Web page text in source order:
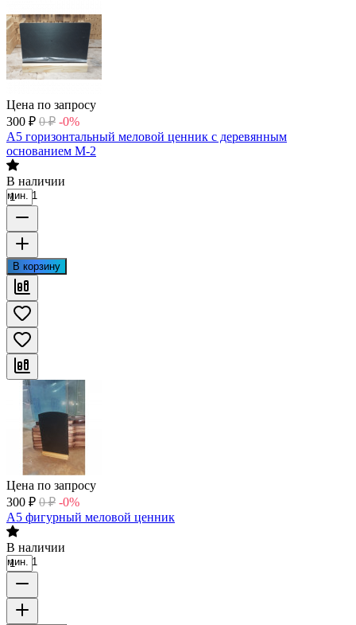
Цена по запросу
300 ₽ 0 ₽ -0%
А5 горизонтальный меловой ценник с деревянным
основанием М-2
В наличии
мин. 1
В корзину
Цена по запросу
300 ₽ 0 ₽ -0%
А5 фигурный меловой ценник
В наличии
мин. 1